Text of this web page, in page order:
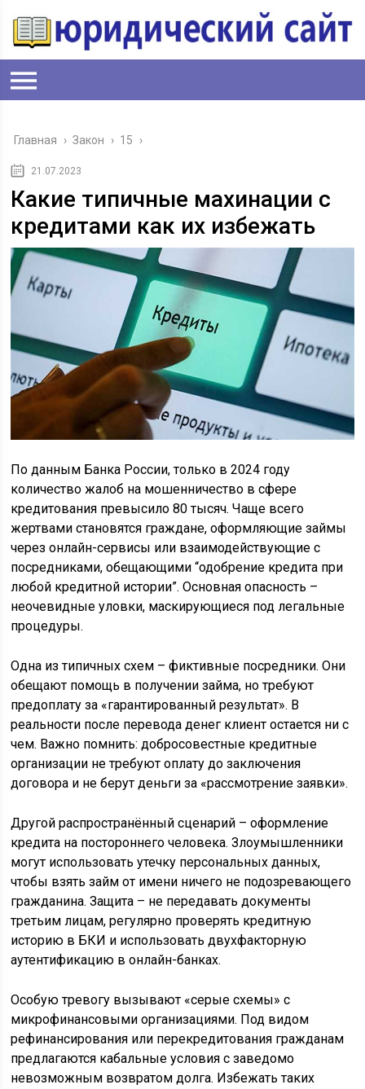
Главная › Закон › 15 ›
21.07.2023
Какие типичные махинации с
кредитами как их избежать
По данным Банка России, только в 2024 году
количество жалоб на мошенничество в сфере
кредитования превысило 80 тысяч. Чаще всего
жертвами становятся граждане, оформляющие займы
через онлайн-сервисы или взаимодействующие с
посредниками, обещающими “одобрение кредита при
любой кредитной истории”. Основная опасность –
неочевидные уловки, маскирующиеся под легальные
процедуры.
Одна из типичных схем – фиктивные посредники. Они
обещают помощь в получении займа, но требуют
предоплату за «гарантированный результат». В
реальности после перевода денег клиент остается ни с
чем. Важно помнить: добросовестные кредитные
организации не требуют оплату до заключения
договора и не берут деньги за «рассмотрение заявки».
Другой распространённый сценарий – оформление
кредита на постороннего человека. Злоумышленники
могут использовать утечку персональных данных,
чтобы взять займ от имени ничего не подозревающего
гражданина. Защита – не передавать документы
третьим лицам, регулярно проверять кредитную
историю в БКИ и использовать двухфакторную
аутентификацию в онлайн-банках.
Особую тревогу вызывают «серые схемы» с
микрофинансовыми организациями. Под видом
рефинансирования или перекредитования гражданам
предлагаются кабальные условия с заведомо
невозможным возвратом долга. Избежать таких